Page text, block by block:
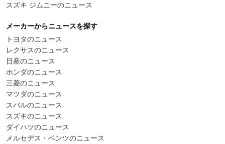
スズキ ジムニーのニュース
メーカーからニュースを探す
トヨタのニュース
レクサスのニュース
日産のニュース
ホンダのニュース
三菱のニュース
マツダのニュース
スバルのニュース
スズキのニュース
ダイハツのニュース
メルセデス・ベンツのニュース